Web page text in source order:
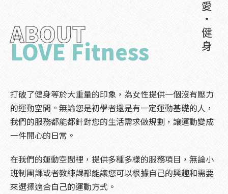
ABOUT
LOVE Fitness 愛·健身
打破了健身等於大重量的印象，為女性提供一個沒有壓力
的運動空間。無論您是初學者還是有一定運動基礎的人，
我們的服務都能都針對您的生活需求做規劃，讓運動變成
一件開心的日常。
在我們的運動空間裡，提供多種多樣的服務項目，無論小
班制團課或者教練課都能讓您可以根據自己的興趣和需要
來選擇適合自己的運動方式。